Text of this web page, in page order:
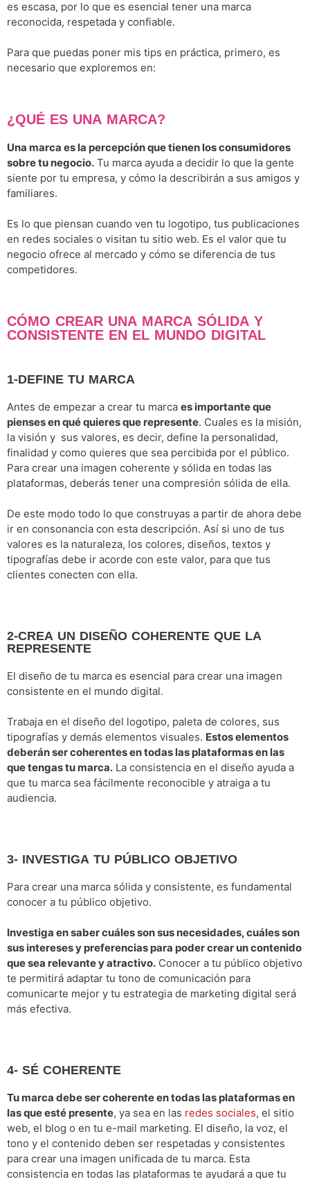
es escasa, por lo que es esencial tener una marca
reconocida, respetada y confiable.
Para que puedas poner mis tips en práctica, primero, es
necesario que exploremos en:
¿QUÉ ES UNA MARCA?
Una marca es la percepción que tienen los consumidores
sobre tu negocio. Tu marca ayuda a decidir lo que la gente
siente por tu empresa, y cómo la describirán a sus amigos y
familiares.
Es lo que piensan cuando ven tu logotipo, tus publicaciones
en redes sociales o visitan tu sitio web. Es el valor que tu
negocio ofrece al mercado y cómo se diferencia de tus
competidores.
CÓMO CREAR UNA MARCA SÓLIDA Y
CONSISTENTE EN EL MUNDO DIGITAL
1-DEFINE TU MARCA
Antes de empezar a crear tu marca es importante que
pienses en qué quieres que represente. Cuales es la misión,
la visión y sus valores, es decir, define la personalidad,
finalidad y como quieres que sea percibida por el público.
Para crear una imagen coherente y sólida en todas las
plataformas, deberás tener una compresión sólida de ella.
De este modo todo lo que construyas a partir de ahora debe
ir en consonancia con esta descripción. Así si uno de tus
valores es la naturaleza, los colores, diseños, textos y
tipografías debe ir acorde con este valor, para que tus
clientes conecten con ella.
2-CREA UN DISEÑO COHERENTE QUE LA
REPRESENTE
El diseño de tu marca es esencial para crear una imagen
consistente en el mundo digital.
Trabaja en el diseño del logotipo, paleta de colores, sus
tipografías y demás elementos visuales. Estos elementos
deberán ser coherentes en todas las plataformas en las
que tengas tu marca. La consistencia en el diseño ayuda a
que tu marca sea fácilmente reconocible y atraiga a tu
audiencia.
3- INVESTIGA TU PÚBLICO OBJETIVO
Para crear una marca sólida y consistente, es fundamental
conocer a tu público objetivo.
Investiga en saber cuáles son sus necesidades, cuáles son
sus intereses y preferencias para poder crear un contenido
que sea relevante y atractivo. Conocer a tu público objetivo
te permitirá adaptar tu tono de comunicación para
comunicarte mejor y tu estrategia de marketing digital será
más efectiva.
4- SÉ COHERENTE
Tu marca debe ser coherente en todas las plataformas en
las que esté presente, ya sea en las redes sociales, el sitio
web, el blog o en tu e-mail marketing. El diseño, la voz, el
tono y el contenido deben ser respetadas y consistentes
para crear una imagen unificada de tu marca. Esta
consistencia en todas las plataformas te ayudará a que tu